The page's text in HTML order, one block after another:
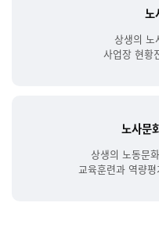
노
상생의 노
사업장 현황
노사문
상생의 노동문
교육훈련과 역량